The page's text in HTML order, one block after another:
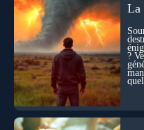
durant ses sorties,
sensation étrange d’être
! Sommes-nous à l’aube
Sans doute. Mais encore
territoires avec lucidité, et
La
?